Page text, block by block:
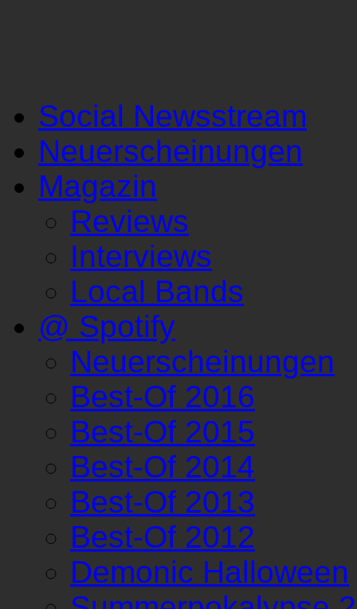
Social Newsstream
Neuerscheinungen
Magazin
Reviews
Interviews
Local Bands
@ Spotify
Neuerscheinungen
Best-Of 2016
Best-Of 2015
Best-Of 2014
Best-Of 2013
Best-Of 2012
Demonic Halloween